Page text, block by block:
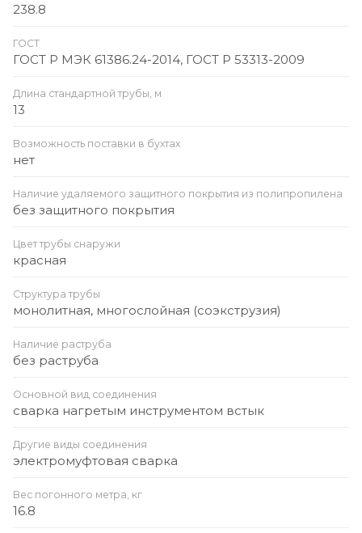
238.8
ГОСТ
ГОСТ Р МЭК 61386.24-2014, ГОСТ Р 53313-2009
Длина стандартной трубы, м
13
Возможность поставки в бухтах
нет
Наличие удаляемого защитного покрытия из полипропилена
без защитного покрытия
Цвет трубы снаружи
красная
Структура трубы
монолитная, многослойная (соэкструзия)
Наличие раструба
без раструба
Основной вид соединения
сварка нагретым инструментом встык
Другие виды соединения
электромуфтовая сварка
Вес погонного метра, кг
16.8